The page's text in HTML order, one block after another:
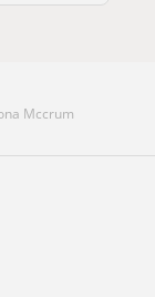
Mccrum